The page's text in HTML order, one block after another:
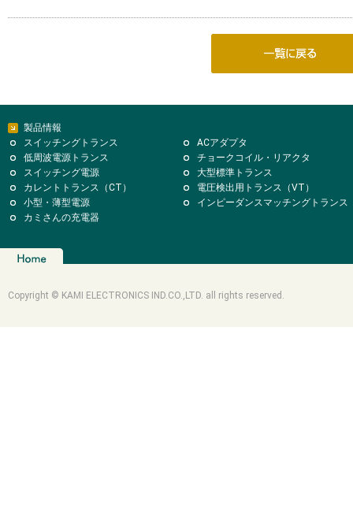
製品情報
スイッチングトランス
ACアダプタ
低周波電源トランス
チョークコイル・リアクタ
スイッチング電源
大型標準トランス
カレントトランス（CT）
電圧検出用トランス（VT）
小型・薄型電源
インピーダンスマッチングトランス
カミさんの充電器
Copyright © KAMI ELECTRONICS IND.CO.,LTD. all rights reserved.